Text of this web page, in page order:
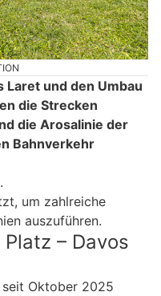
Laret und den Umbau
die Strecken
die Arosalinie der
Bahnverkehr
um zahlreiche
auszuführen.
– Davos
Oktober 2025